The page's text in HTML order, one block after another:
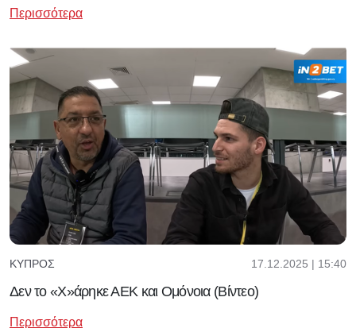
Περισσότερα
ΚΎΠΡΟΣ 17.12.2025 | 15:40
Δεν το «Χ»άρηκε ΑΕΚ και Ομόνοια (Βίντεο)
Περισσότερα